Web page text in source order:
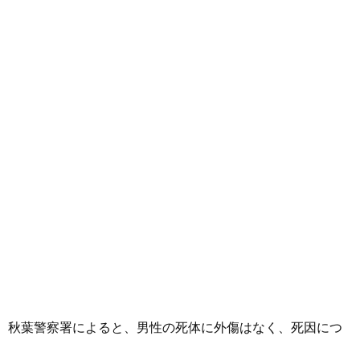
秋葉警察署によると、男性の死体に外傷はなく、死因につ